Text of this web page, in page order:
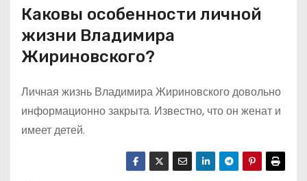
Каковы особенности личной
жизни Владимира
Жириновского?
Личная жизнь Владимира Жириновского довольно
информационно закрыта. Известно, что он женат и
имеет детей.